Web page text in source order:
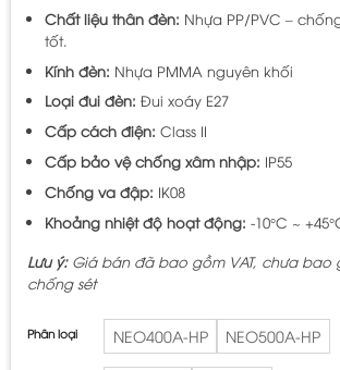
Chất liệu thân đèn: Nhựa PP/PVC –
tốt.
Kính đèn: Nhựa PMMA nguyên khối
Loại đui đèn:Đui xoáy E27
Cấp cách điện: Class II
Cấp bảo vệ chống xâm nhập: IP55
Chống va đập: IK08
Khoảng nhiệt độ hoạt động: -10°C ~
Lưu ý:Giá bán đã bao gồm VAT, chưa bao
chống sét
Phân loại NEO400A-HP NEO500A-HP